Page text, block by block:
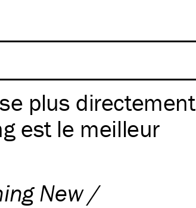
plus directement
est le meilleur
New /